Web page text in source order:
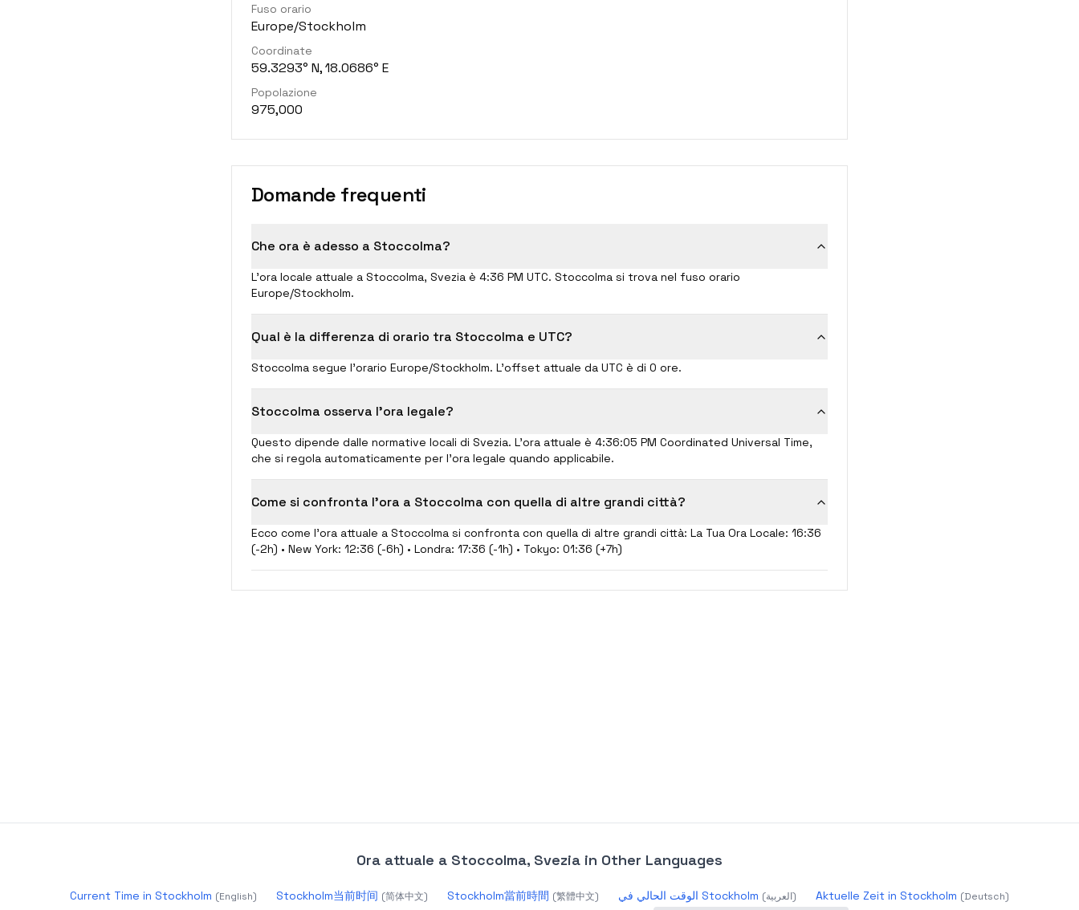
Fuso orario
Europe/Stockholm
Coordinate
59.3293° N, 18.0686° E
Popolazione
975,000
Domande frequenti
Che ora è adesso a Stoccolma?
L'ora locale attuale a Stoccolma, Svezia è 4:36 PM UTC. Stoccolma si trova nel fuso orario
Europe/Stockholm.
Qual è la differenza di orario tra Stoccolma e UTC?
Stoccolma segue l'orario Europe/Stockholm. L'offset attuale da UTC è di 0 ore.
Stoccolma osserva l'ora legale?
Questo dipende dalle normative locali di Svezia. L'ora attuale è 4:36:06 PM Coordinated Universal Time,
che si regola automaticamente per l'ora legale quando applicabile.
Come si confronta l'ora a Stoccolma con quella di altre grandi città?
Ecco come l'ora attuale a Stoccolma si confronta con quella di altre grandi città: La Tua Ora Locale: 16:36
(-2h) • New York: 12:36 (-6h) • Londra: 17:36 (-1h) • Tokyo: 01:36 (+7h)
Ora attuale a Stoccolma, Svezia in Other Languages
Current Time in Stockholm (English) Stockholm当前时间 (简体中文) Stockholm當前時間 (繁體中文) الوقت الحالي في Stockholm (العربية) Aktuelle Zeit in Stockholm (Deutsch)